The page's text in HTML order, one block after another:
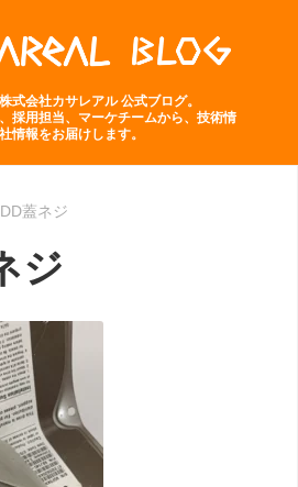
式会社カサレアル 公式ブログ。
採用担当、マーケチームから、技術情
情報をお届けします。
蓋ネジ
ジ